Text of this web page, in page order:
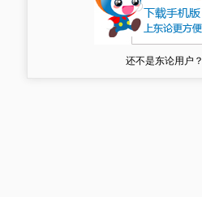
还不是东论用户？